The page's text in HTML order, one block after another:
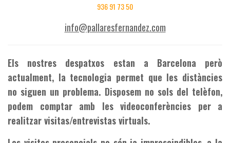
936 91 73 50
info@pallaresfernandez.com
Els nostres despatxos estan a Barcelona però
actualment, la tecnologia permet que les distàncies
no siguen un problema. Disposem no sols del telèfon,
podem comptar amb les videoconferències per a
realitzar visitas/entrevistas virtuals.